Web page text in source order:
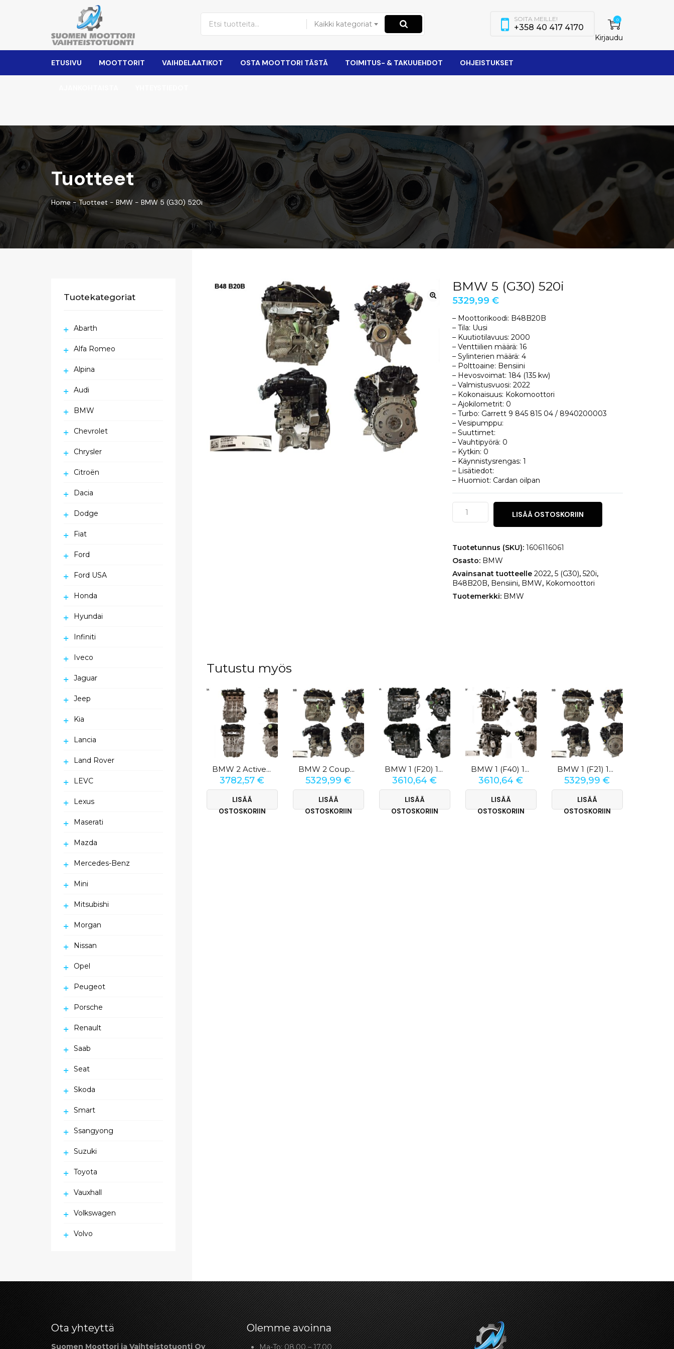
Kaikki kategoriat 0
Kirjaudu
SOITA MEILLE!
+358 40 417 4170
ETUSIVU MOOTTORIT VAIHDELAATIKOT OSTA MOOTTORI TÄSTÄ TOIMITUS- & TAKUUEHDOT OHJEISTUKSET
Tuotteet
Home-Tuotteet - BMW - BMW 5 (G30) 520i
BMW 5 (G30) 520i
5329,99 €
– Moottorikoodi: B48B20B
– Tila: Uusi
– Kuutiotilavuus: 2000
– Venttiilien määrä: 16
– Sylinterien määrä: 4
– Polttoaine: Bensiini
– Hevosvoimat: 184 (135 kw)
– Valmistusvuosi: 2022
– Kokonaisuus: Kokomoottori
– Ajokilometrit: 0
– Turbo: Garrett 9 845 815 04 / 8940200003
– Vesipumppu:
– Suuttimet:
– Vauhtipyörä: 0
– Kytkin: 0
– Käynnistysrengas: 1
– Lisätiedot:
– Huomiot: Cardan oilpan
BMW
(G30)
määrä
LISÄÄ OSTOSKORIIN
Tuotetunnus (SKU): 1606116061
Osasto: BMW
Avainsanat tuotteelle 2022, 5 (G30), 520i,
B48B20B, Bensiini, BMW, Kokomoottori
Tuotemerkki: BMW
Tutustu myös
BMW 2 Active Tourer (F45) 225xe
3782,57€
LISÄÄ
OSTOSKORIIN
BMW 2 Coupé (G87) 230i
5329,99€
LISÄÄ
OSTOSKORIIN
BMW 1 (F20) 118d
3610,64€
LISÄÄ
OSTOSKORIIN
BMW 1 (F40) 118i 1.5 TwinPower
3610,64€
LISÄÄ
OSTOSKORIIN
BMW 1 (F21) 125 I
5329,99€
LISÄÄ
OSTOSKORIIN
Tuotekategoriat
Abarth
Alfa Romeo
Alpina
Audi
BMW
Chevrolet
Chrysler
Citroën
Dacia
Dodge
Fiat
Ford
Ford USA
Honda
Hyundai
Infiniti
Iveco
Jaguar
Jeep
Kia
Lancia
Land Rover
LEVC
Lexus
Maserati
Mazda
Mercedes-Benz
Mini
Mitsubishi
Morgan
Nissan
Opel
Peugeot
Porsche
Renault
Saab
Seat
Skoda
Smart
Ssangyong
Suzuki
Toyota
Vauxhall
Volkswagen
Volvo
Ota yhteyttä
Suomen Moottori ja Vaihteistotuonti Oy
Olemme avoinna
Ma-To: 08.00 – 17.00